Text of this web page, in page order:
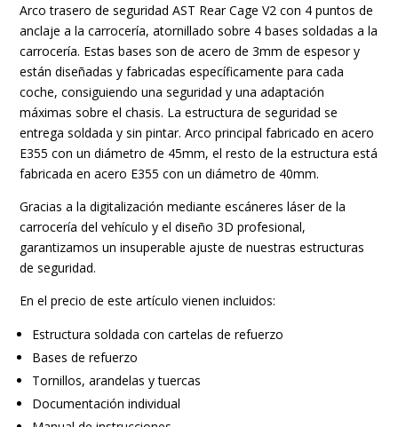
(6K)
3-
doors
Hatchback
REAR
CAGE
V2
cantidad
Arco trasero de seguridad AST Rear Cage V2 con 4 puntos de
anclaje a la carrocería, atornillado sobre 4 bases soldadas a la
carrocería. Estas bases son de acero de 3mm de espesor y
están diseñadas y fabricadas específicamente para cada
coche, consiguiendo una seguridad y una adaptación
máximas sobre el chasis. La estructura de seguridad se
entrega soldada y sin pintar. Arco principal fabricado en acero
E355 con un diámetro de 45mm, el resto de la estructura está
fabricada en acero E355 con un diámetro de 40mm.
Gracias a la digitalización mediante escáneres láser de la
carrocería del vehículo y el diseño 3D profesional,
garantizamos un insuperable ajuste de nuestras estructuras
de seguridad.
En el precio de este artículo vienen incluidos:
Estructura soldada con cartelas de refuerzo
Bases de refuerzo
Tornillos, arandelas y tuercas
Documentación individual